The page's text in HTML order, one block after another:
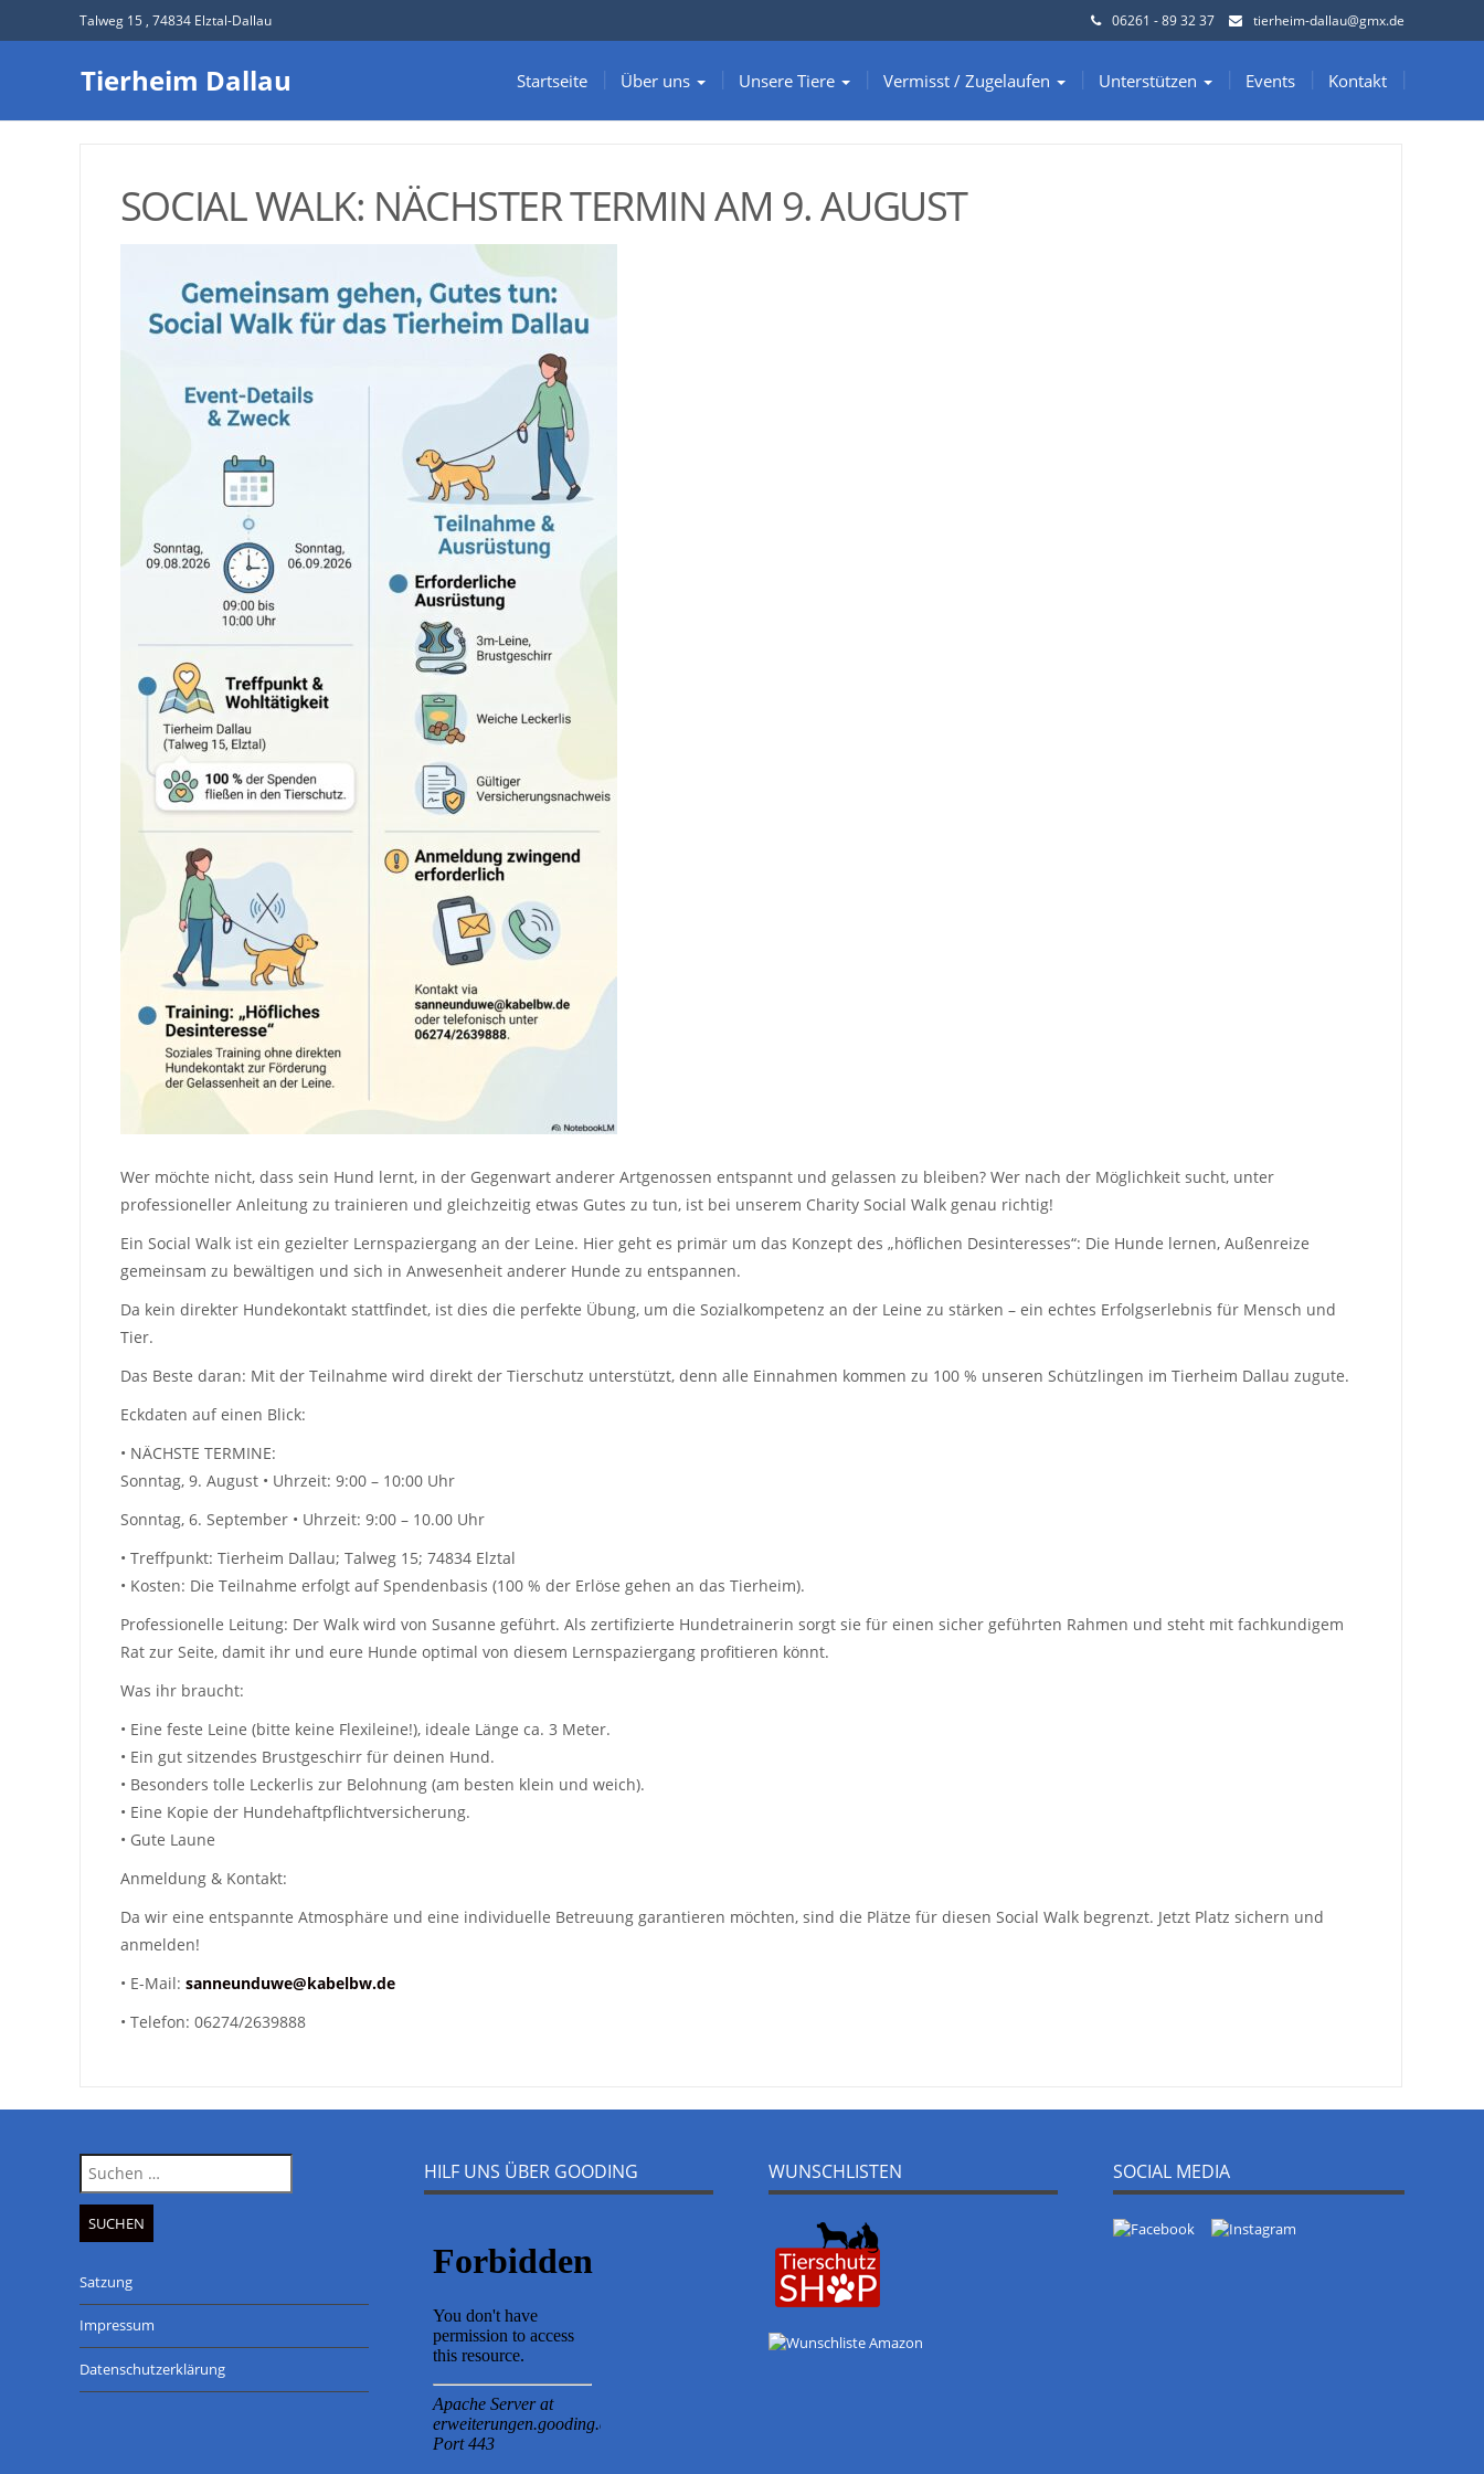
Talweg 15 , 74834 Elztal-Dallau 06261 - 89 32 37 tierheim-dallau@gmx.de
Tierheim Dallau Startseite Über uns Unsere Tiere Vermisst / Zugelaufen Unterstützen Events Kontakt
SOCIAL WALK: NÄCHSTER TERMIN AM 9. AUGUST
Wer möchte nicht, dass sein Hund lernt, in der Gegenwart anderer Artgenossen entspannt und gelassen zu bleiben? Wer nach der Möglichkeit sucht, unter
professioneller Anleitung zu trainieren und gleichzeitig etwas Gutes zu tun, ist bei unserem Charity Social Walk genau richtig!
Ein Social Walk ist ein gezielter Lernspaziergang an der Leine. Hier geht es primär um das Konzept des „höflichen Desinteresses“: Die Hunde lernen, Außenreize
gemeinsam zu bewältigen und sich in Anwesenheit anderer Hunde zu entspannen.
Da kein direkter Hundekontakt stattfindet, ist dies die perfekte Übung, um die Sozialkompetenz an der Leine zu stärken – ein echtes Erfolgserlebnis für Mensch und
Tier.
Das Beste daran: Mit der Teilnahme wird direkt der Tierschutz unterstützt, denn alle Einnahmen kommen zu 100 % unseren Schützlingen im Tierheim Dallau zugute.
Eckdaten auf einen Blick:
• NÄCHSTE TERMINE:
Sonntag, 9. August • Uhrzeit: 9:00 – 10:00 Uhr
Sonntag, 6. September • Uhrzeit: 9:00 – 10.00 Uhr
• Treffpunkt: Tierheim Dallau; Talweg 15; 74834 Elztal
• Kosten: Die Teilnahme erfolgt auf Spendenbasis (100 % der Erlöse gehen an das Tierheim).
Professionelle Leitung: Der Walk wird von Susanne geführt. Als zertifizierte Hundetrainerin sorgt sie für einen sicher geführten Rahmen und steht mit fachkundigem
Rat zur Seite, damit ihr und eure Hunde optimal von diesem Lernspaziergang profitieren könnt.
Was ihr braucht:
• Eine feste Leine (bitte keine Flexileine!), ideale Länge ca. 3 Meter.
• Ein gut sitzendes Brustgeschirr für deinen Hund.
• Besonders tolle Leckerlis zur Belohnung (am besten klein und weich).
• Eine Kopie der Hundehaftpflichtversicherung.
• Gute Laune
Anmeldung & Kontakt:
Da wir eine entspannte Atmosphäre und eine individuelle Betreuung garantieren möchten, sind die Plätze für diesen Social Walk begrenzt. Jetzt Platz sichern und
anmelden!
• E-Mail: sanneunduwe@kabelbw.de
• Telefon: 06274/2639888
Suche
nach:
Satzung
Impressum
Datenschutzerklärung
HILF UNS ÜBER GOODING WUNSCHLISTEN SOCIAL MEDIA